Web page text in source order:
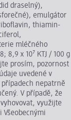
draselný),
emulgátor
thiamin-
mléčného
8,9 x 10⁷ KTJ / 100 g
prosím, pozornost
uvedené v
nepatrně
V případě, že
využijte